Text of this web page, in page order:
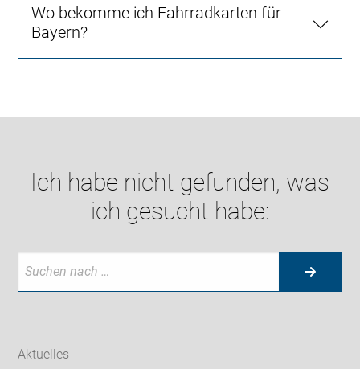
Wo bekomme ich Fahrradkarten für
Bayern?
Ich habe nicht gefunden, was
ich gesucht habe:
Aktuelles